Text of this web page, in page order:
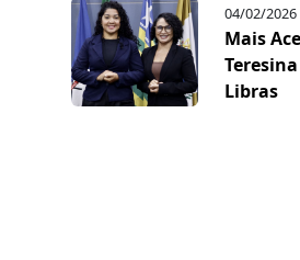
04/02/2026
Mais
Libras